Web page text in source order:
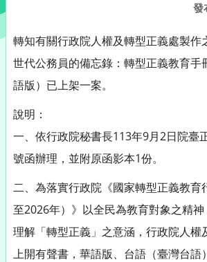
發
轉知有關行政院人權及轉型正義處製作
世代公務員的備忘錄：轉型正義教育手
語版）已上架一案。
說明：
一、依行政院秘書長113年9月2日院臺
號函辦理，並附原函影本1份。
二、為落實行政院《國家轉型正義教育
至2026年）》以全民為教育對象之精
理解「轉型正義」之意涵，行政院人權
上開有聲書，華語版、台語（臺灣台語